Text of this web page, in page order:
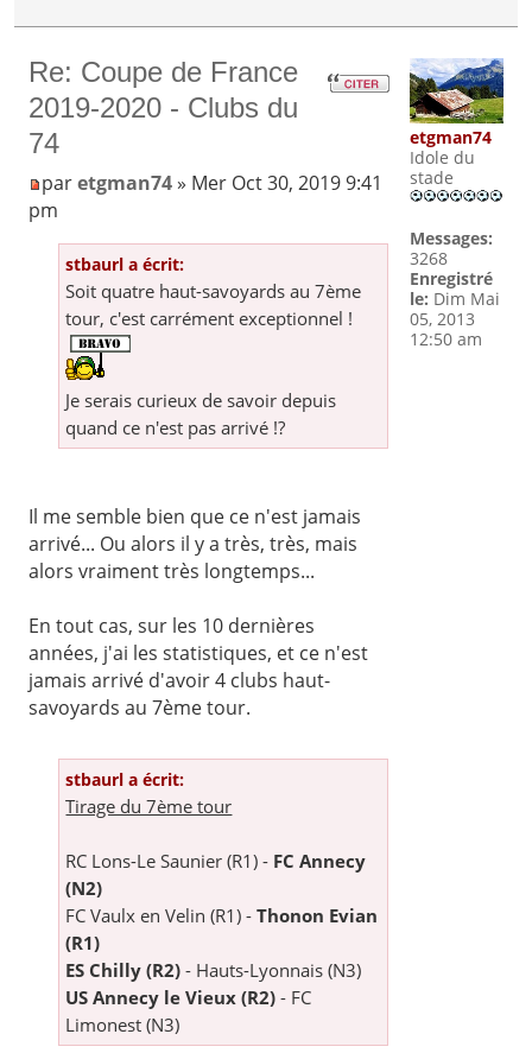
Re: Coupe de France
2019-2020 - Clubs du
74
paretgman74» Mer Oct 30, 2019 9:41
pm
stbaurl a écrit:
Soit quatre haut-savoyards au 7ème
tour, c'est carrément exceptionnel !
Je serais curieux de savoir depuis
quand ce n'est pas arrivé !?
Il me semble bien que ce n'est jamais
arrivé... Ou alors il y a très, très, mais
alors vraiment très longtemps...
En tout cas, sur les 10 dernières
années, j'ai les statistiques, et ce n'est
jamais arrivé d'avoir 4 clubs haut-
savoyards au 7ème tour.
stbaurl a écrit:
Tirage du 7ème tour
RC Lons-Le Saunier (R1) - FC Annecy
(N2)
FC Vaulx en Velin (R1) - Thonon Evian
(R1)
ES Chilly (R2) - Hauts-Lyonnais (N3)
US Annecy le Vieux (R2) - FC
Limonest (N3)
etgman74
Idole du
stade
Messages:
3268
Enregistré
le: Dim Mai
05, 2013
12:50 am